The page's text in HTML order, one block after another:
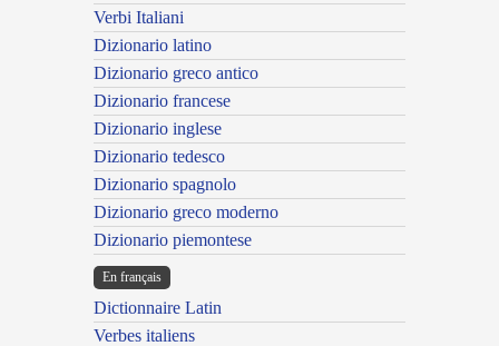
Verbi Italiani
Dizionario latino
Dizionario greco antico
Dizionario francese
Dizionario inglese
Dizionario tedesco
Dizionario spagnolo
Dizionario greco moderno
Dizionario piemontese
En français
Dictionnaire Latin
Verbes italiens